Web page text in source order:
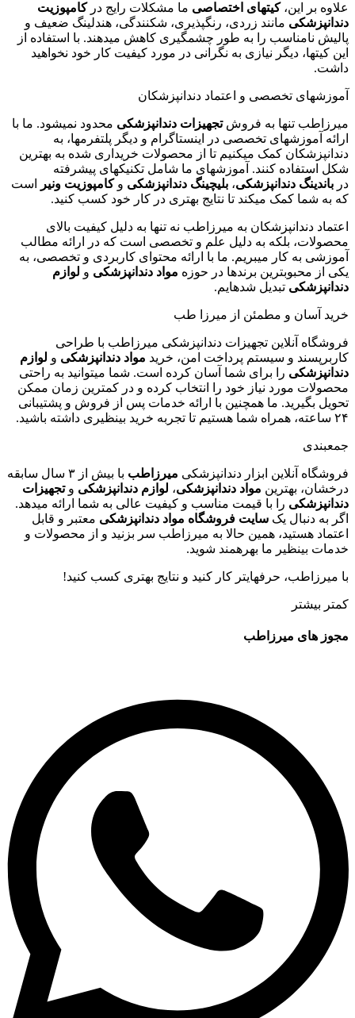
علاوه بر این،کیتهای اختصاصی ما مشکلات رایج درکامپوزیت
دندانپزشکی مانند زردی، رنگپذیری، شکنندگی، هندلینگ ضعیف و
پالیش نامناسب را به طور چشمگیری کاهش میدهند. با استفاده از
این کیتها، دیگر نیازی به نگرانی در مورد کیفیت کار خود نخواهید
داشت.
آموزشهای تخصصی و اعتماد دندانپزشکان
میرزاطب تنها به فروشتجهیزات دندانپزشکی محدود نمیشود. ما با
ارائه آموزشهای تخصصی در اینستاگرام و دیگر پلتفرمها، به
دندانپزشکان کمک میکنیم تا از محصولات خریداری شده به بهترین
شکل استفاده کنند. آموزشهای ما شامل تکنیکهای پیشرفته
در باندینگ دندانپزشکی، بلیچینگ دندانپزشکی وکامپوزیت ونیر
است
که به شما کمک میکند تا نتایج بهتری در کار خود کسب کنید.
اعتماد دندانپزشکان به میرزاطب نه تنها به دلیل کیفیت بالای
محصولات، بلکه به دلیل علم و تخصصی است که در ارائه مطالب
آموزشی به کار میبریم. ما با ارائه محتوای کاربردی و تخصصی، به
یکی از محبوبترین برندها در حوزه مواد دندانپزشکی و لوازم
دندانپزشکی تبدیل شدهایم.
خرید آسان و مطمئن از میرزا طب
فروشگاه آنلاین تجهیزات دندانپزشکی میرزاطب با طراحی
کاربرپسند و سیستم پرداخت امن، خرید مواد دندانپزشکی و لوازم
دندانپزشکی را برای شما آسان کرده است. شما میتوانید به راحتی
محصولات مورد نیاز خود را انتخاب کرده و در کمترین زمان ممکن
تحویل بگیرید. ما همچنین با ارائه خدمات پس از فروش و پشتیبانی
۲۴ ساعته، همراه شما هستیم تا تجربه خرید بینظیری داشته باشید.
جمعبندی
فروشگاه آنلاین ابزار دندانپزشکی میرزاطب
با بیش از ۳ سال سابقه
درخشان، بهترین مواد دندانپزشکی، لوازم دندانپزشکی وتجهیزات
دندانپزشکی را با قیمت مناسب و کیفیت عالی به شما ارائه میدهد.
اگر به دنبال یک سایت فروشگاه مواد دندانپزشکی معتبر و قابل
اعتماد هستید، همین حالا به میرزاطب سر بزنید و از محصولات و
خدمات بینظیر ما بهرهمند شوید.
با میرزاطب، حرفهایتر کار کنید و نتایج بهتری کسب کنید!
کمتر بیشتر
مجوز های میرزاطب